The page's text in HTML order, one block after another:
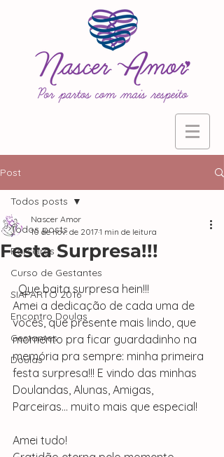
Post
Todos posts
Parceiras
Curso de Gestantes
SIAPARTO 2016
Encontro Doulas
Gestantes
Doulas
Todos posts
Festa Surpresa!!!
Nascer Amor
10 de nov. de 20171 min de leitura
  Que baita surpresa hein!!!
Amei a dedicação de cada uma de
vocês, que presente mais lindo, que
momento pra ficar guardadinho na
memória pra sempre: minha primeira
festa surpresa!!! E vindo das minhas
Doulandas, Alunas, Amigas,
Parceiras... muito mais que especial!
Amei tudo!